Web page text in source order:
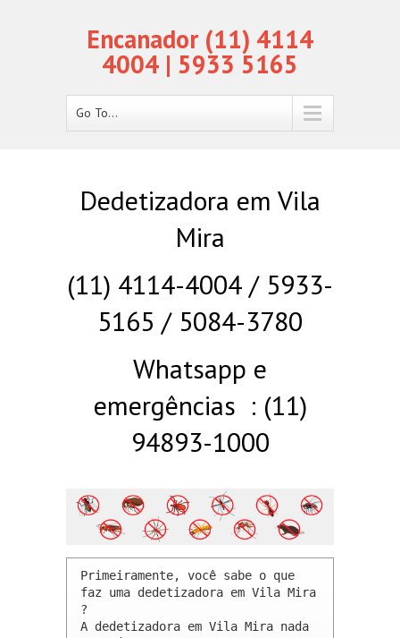
Encanador (11) 4114
4004 | 5933 5165
Go To...
Dedetizadora em Vila
Mira
(11) 4114-4004 / 5933-
5165 / 5084-3780
Whatsapp e
emergências : (11)
94893-1000
Primeiramente, você sabe o que
faz uma dedetizadora em Vila Mira
?
A dedetizadora em Vila Mira nada